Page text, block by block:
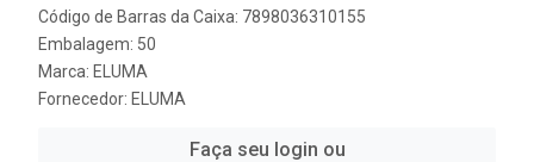
Código de Barras da Caixa: 7898036310155
Embalagem: 50
Marca: ELUMA
Fornecedor: ELUMA
Faça seu login ou